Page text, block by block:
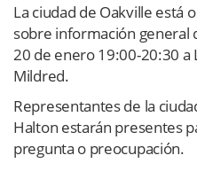
La ciudad de Oakville está
sobre información general
20 de enero 19:00-20:30 a
Mildred.
Representantes de la
Halton estarán presentes
pregunta o preocupación.